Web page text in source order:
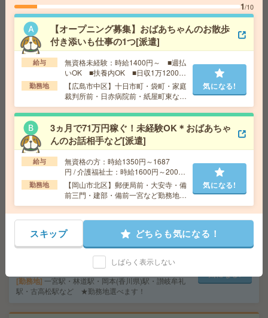
【8月開始】時給1300円！未経験OK×カンタン事務のお仕
事[派遣]
給 与 時給1300円 月収例 190,580円
交通費 全額支給
岡山駅前駅徒歩2分、岡山駅徒歩4分
気になる!
《直接雇用実績あり》郵便物管理やデータ入力など！時
給1300円[派遣]
給 与 時給1300円 月収例 190,580円
交通費 全額支給
岡山駅前駅徒歩2分、岡山駅徒歩4分
気になる!
＼空いた時間で働く！／日払いOK×1勤務2.5万円も可！
施設での見回りなど[派遣]
給 与 時給1400円～ 夜勤時給1700円～ 日収2.5
万円～（夜勤時給1700円×15h）
交通費全額支給
勤務地 一宮駅・林道駅・岡本(香川県)駅・讃岐牟礼
駅・古高松駅など ★勤務地選べます！
気になる!
1/10
【オープニング募集】おばあちゃんのお散歩
付き添いも仕事の1つ[派遣]
給与
無資格未経験：時給1400円～ ■週払
いOK ■扶養内OK ■日収1万1200円
以上
勤務地
【広島市中区】十日市町・袋町・家庭
裁判所前・日赤病院前・紙屋町東など
勤務地多数！
気になる!
3ヵ月で71万円稼ぐ！未経験OK＊おばあちゃ
んのお話相手など[派遣]
給与
無資格の方：時給1350円～1687
円 / 介護福祉士：時給1600円～2000
円 / 初任者以上：時給1450円～1812
円
勤務地
【岡山市北区】郵便局前・大安寺・備
前三門・建部・備前一宮など勤務地多
数！
気になる!
スキップ どちらも気になる！
しばらく表示しない